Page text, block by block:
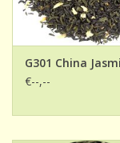
G301 China
€--,--